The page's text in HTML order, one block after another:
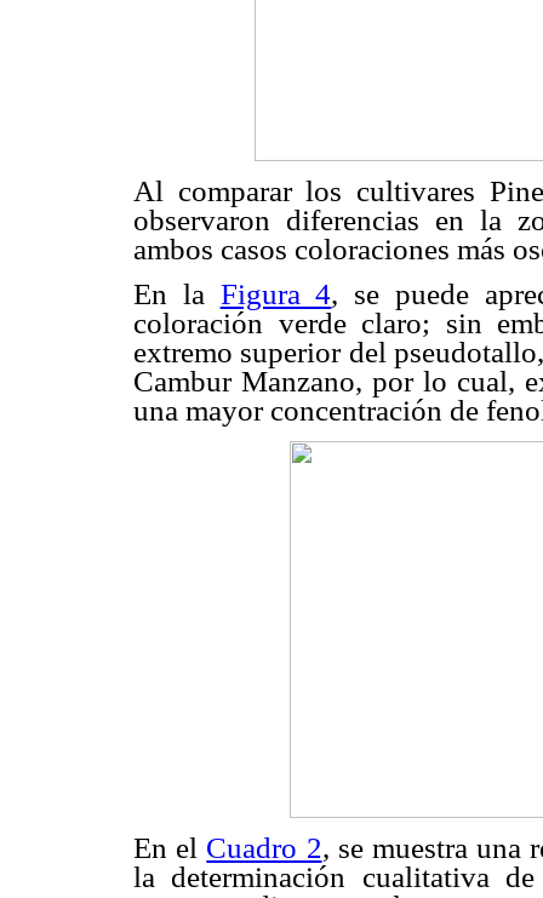
Al comparar los cultivares
observaron diferencias en la
ambos casos coloraciones más
En la Figura 4, se puede
coloración verde claro; sin
extremo superior del
Cambur Manzano, por lo
una mayor concentración de
En el Cuadro 2, se muestra una
la determinación cualitativa